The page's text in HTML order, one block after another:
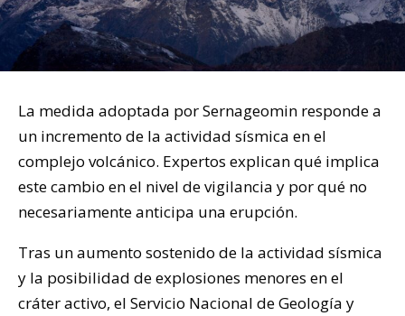
La medida adoptada por Sernageomin responde a
un incremento de la actividad sísmica en el
complejo volcánico. Expertos explican qué implica
este cambio en el nivel de vigilancia y por qué no
necesariamente anticipa una erupción.
Tras un aumento sostenido de la actividad sísmica
y la posibilidad de explosiones menores en el
cráter activo, el Servicio Nacional de Geología y